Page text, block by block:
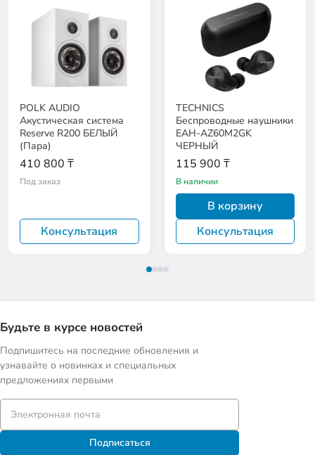
POLK AUDIO
Акустическая система
Reserve R200 БЕЛЫЙ
(Пара)
410 800 ₸
Под заказ
Консультация
TECHNIСS
Беспроводные наушники
EAH-AZ60M2GK
ЧЕРНЫЙ
115 900 ₸
В наличии
В корзину
Консультация
Будьте в курсе новостей
Подпишитесь на последние обновления и
узнавайте о новинках и специальных
предложениях первыми
Подписаться